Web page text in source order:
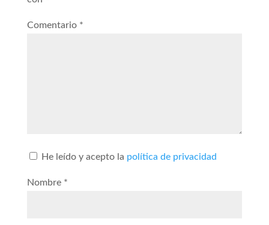
Comentario *
He leído y acepto la política de privacidad
Nombre *